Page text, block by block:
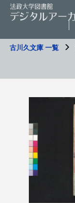
古川久文庫 一覧